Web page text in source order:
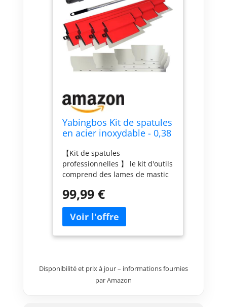
Yabingbos Kit de spatules
en acier inoxydable - 0,38
d'épaisseur - 80 cm / 60
cm / 40 cm / 25 cm - Pour
grandes surfaces de
et construction
【Kit de spatules
professionnelles 】 le kit d'outils
comprend des lames de mastic
cm. Il contient des lames de
mastic à bords arrondis de 0,38
mm et des lames tranchantes
de 0,5 mm. Un remplacement
de lames pour chaque taille
épaisseurs de lame et quatre
longueurs de lame】La lame de
99,99 €
Disponibilité et prix à jour – informations fournies
par Amazon